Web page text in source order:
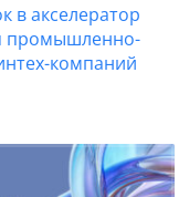
в акселератор
промышленно-
компаний